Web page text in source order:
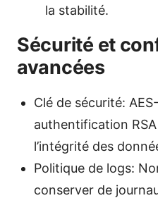
la stabilité.
Sécurité et
avancées
Clé de sécurité:
authentification
l’intégrité des
Politique de logs:
conserver de